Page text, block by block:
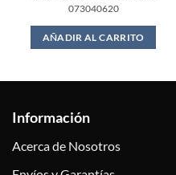
073040620
AÑADIR AL CARRITO
Información
Acerca de Nosotros